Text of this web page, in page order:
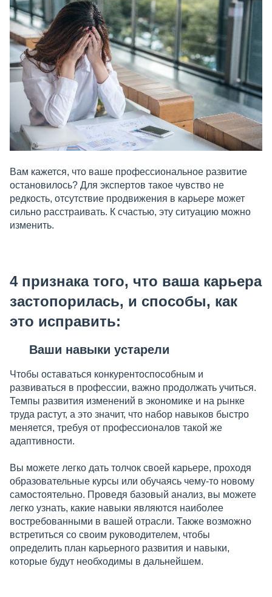
Вам кажется, что ваше профессиональное развитие
остановилось? Для экспертов такое чувство не
редкость, отсутствие продвижения в карьере может
сильно расстраивать. К счастью, эту ситуацию можно
изменить.
4 признака того, что ваша карьера
застопорилась, и способы, как
это исправить:
Ваши навыки устарели
Чтобы оставаться конкурентоспособным и
развиваться в профессии, важно продолжать учиться.
Темпы развития изменений в экономике и на рынке
труда растут, а это значит, что набор навыков быстро
меняется, требуя от профессионалов такой же
адаптивности.
Вы можете легко дать толчок своей карьере, проходя
образовательные курсы или обучаясь чему-то новому
самостоятельно. Проведя базовый анализ, вы можете
легко узнать, какие навыки являются наиболее
востребованными в вашей отрасли. Также возможно
встретиться со своим руководителем, чтобы
определить план карьерного развития и навыки,
которые будут необходимы в дальнейшем.